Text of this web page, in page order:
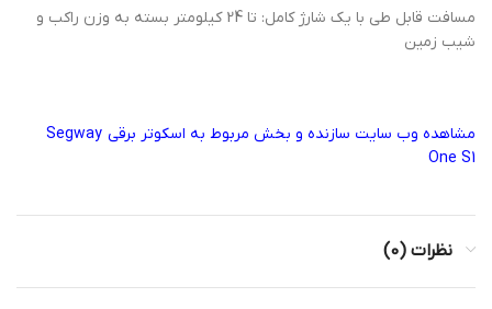
مسافت قابل طی با یک شارژ کامل: تا 24 کیلومتر بسته به وزن راکب و
شیب زمین
مشاهده وب سایت سازنده و بخش مربوط به اسکوتر برقی Segway
One S1
نظرات (0)